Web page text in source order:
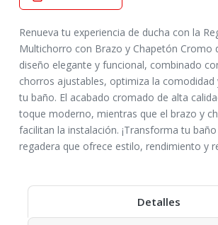
Renueva tu experiencia de ducha con la
Multichorro con Brazo y Chapetón Cromo
diseño elegante y funcional, combinado
chorros ajustables, optimiza la comodidad
tu baño. El acabado cromado de alta
toque moderno, mientras que el brazo y
facilitan la instalación. ¡Transforma tu
regadera que ofrece estilo, rendimiento y
Detalles